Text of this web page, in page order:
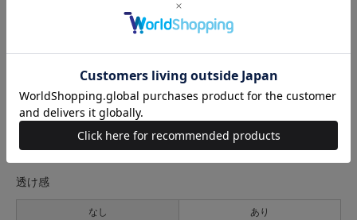
裏地
なし あり
透け感
なし あり